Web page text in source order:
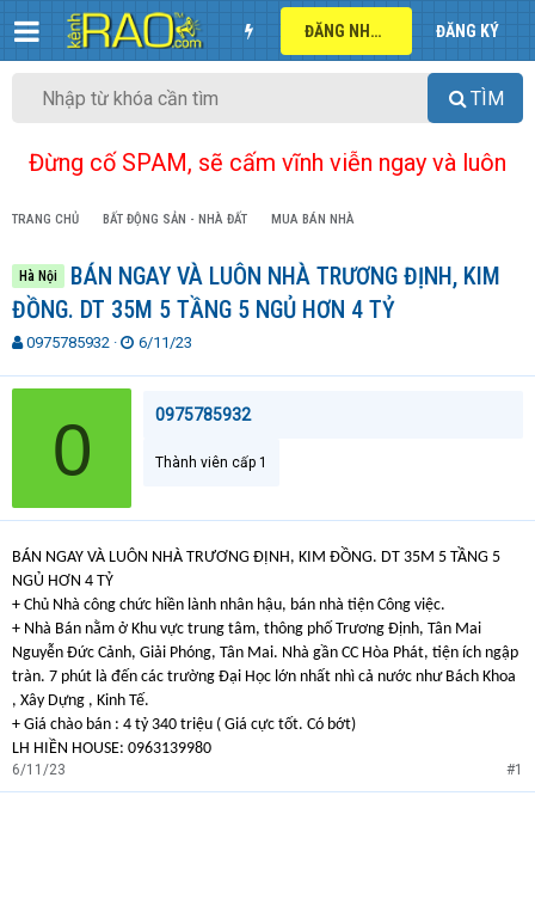
ĐĂNG NHẬP ĐĂNG KÝ
TÌM
Đừng cố SPAM, sẽ cấm vĩnh viễn ngay và luôn
TRANG CHỦ BẤT ĐỘNG SẢN - NHÀ ĐẤT MUA BÁN NHÀ
Hà Nội
BÁN NGAY VÀ LUÔN NHÀ TRƯƠNG ĐỊNH, KIM
ĐỒNG. DT 35M 5 TẦNG 5 NGỦ HƠN 4 TỶ
T
r
a
t
e
r
0975785932
N
6/11/23
0 0975785932
Thành viên cấp 1
BÁN NGAY VÀ LUÔN NHÀ TRƯƠNG ĐỊNH, KIM ĐỒNG. DT 35M 5 TẦNG 5
NGỦ HƠN 4 TỶ
+ Chủ Nhà công chức hiền lành nhân hậu, bán nhà tiện Công việc.
+ Nhà Bán nằm ở Khu vực trung tâm, thông phố Trương Định, Tân Mai
Nguyễn Đức Cảnh, Giải Phóng, Tân Mai. Nhà gần CC Hòa Phát, tiện ích ngập
tràn. 7 phút là đến các trường Đại Học lớn nhất nhì cả nước như Bách Khoa
, Xây Dựng , Kinh Tế.
+ Giá chào bán : 4 tỷ 340 triệu ( Giá cực tốt. Có bớt)
LH HIỀN HOUSE: 0963139980
6/11/23 #1